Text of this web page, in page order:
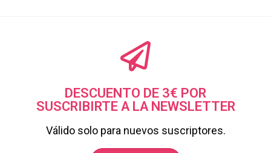
DESCUENTO DE 3€ POR
SUSCRIBIRTE A LA NEWSLETTER
Válido solo para nuevos suscriptores.